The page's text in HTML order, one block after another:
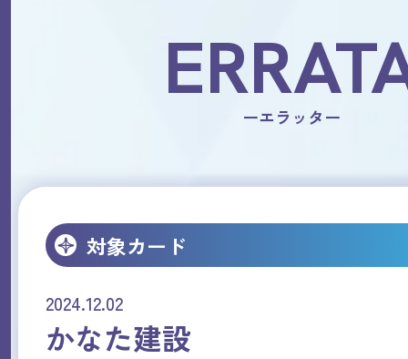
ーエラッター
対象カード
2024.12.02
かなた建設